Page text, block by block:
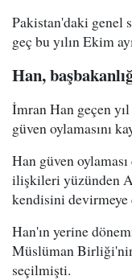
Pakistan'daki genel
geç bu yılın Ekim
Han,
İmran Han geçen
güven oylamasını
Han güven
ilişkileri yüzünden
kendisini devirmeye
Han'ın yerine
Müslüman
seçilmişti.